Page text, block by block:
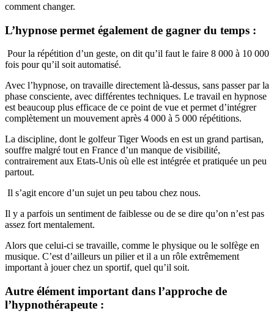
comment changer.
L’hypnose permet également de gagner du temps :
Pour la répétition d’un geste, on dit qu’il faut le faire 8 000 à 10 000
fois pour qu’il soit automatisé.
Avec l’hypnose, on travaille directement là-dessus, sans passer par la
phase consciente, avec différentes techniques. Le travail en hypnose
est beaucoup plus efficace de ce point de vue et permet d’intégrer
complètement un mouvement après 4 000 à 5 000 répétitions.
La discipline, dont le golfeur Tiger Woods en est un grand partisan,
souffre malgré tout en France d’un manque de visibilité,
contrairement aux Etats-Unis où elle est intégrée et pratiquée un peu
partout.
Il s’agit encore d’un sujet un peu tabou chez nous.
Il y a parfois un sentiment de faiblesse ou de se dire qu’on n’est pas
assez fort mentalement.
Alors que celui-ci se travaille, comme le physique ou le solfège en
musique. C’est d’ailleurs un pilier et il a un rôle extrêmement
important à jouer chez un sportif, quel qu’il soit.
Autre élément important dans l’approche de
l’hypnothérapeute :